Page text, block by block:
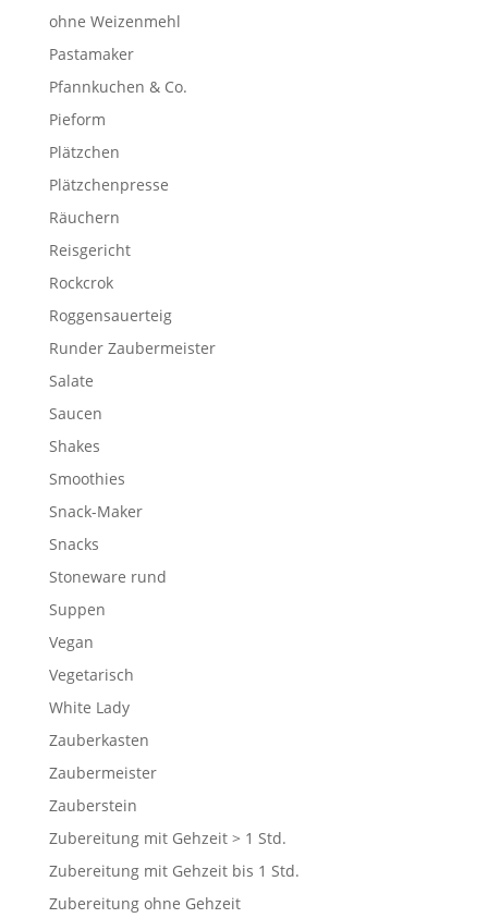
ohne Weizenmehl
Pastamaker
Pfannkuchen & Co.
Pieform
Plätzchen
Plätzchenpresse
Räuchern
Reisgericht
Rockcrok
Roggensauerteig
Runder Zaubermeister
Salate
Saucen
Shakes
Smoothies
Snack-Maker
Snacks
Stoneware rund
Suppen
Vegan
Vegetarisch
White Lady
Zauberkasten
Zaubermeister
Zauberstein
Zubereitung mit Gehzeit > 1 Std.
Zubereitung mit Gehzeit bis 1 Std.
Zubereitung ohne Gehzeit